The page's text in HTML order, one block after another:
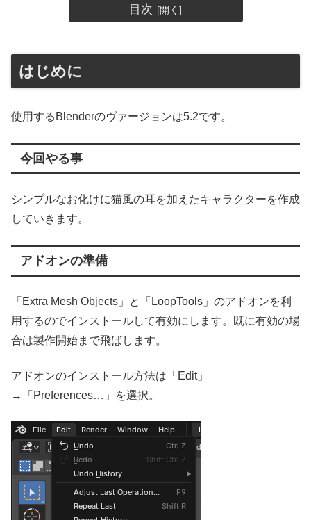
目次
はじめに
使用するBlenderのヴァージョンは5.2です。
今回やる事
シンプルなお化けに猫風の耳を加えたキャラクターを作成
していきます。
アドオンの準備
「Extra Mesh Objects」と「LoopTools」のアドオンを利
用するのでインストールして有効にします。既に有効の場
合は製作開始まで飛ばします。
アドオンのインストール方法は「Edit」
→「Preferences…」を選択。